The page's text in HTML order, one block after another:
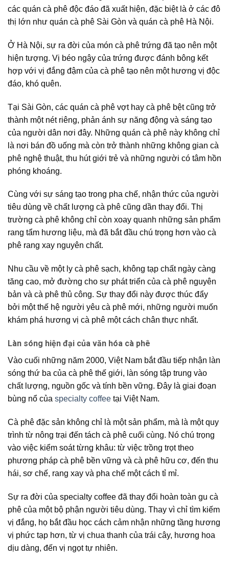
các quán cà phê độc đáo đã xuất hiện, đặc biệt là ở các đô
thị lớn như quán cà phê Sài Gòn và quán cà phê Hà Nội.
Ở Hà Nội, sự ra đời của món cà phê trứng đã tạo nên một
hiện tượng. Vị béo ngậy của trứng được đánh bông kết
hợp với vị đắng đậm của cà phê tạo nên một hương vị độc
đáo, khó quên.
Tại Sài Gòn, các quán cà phê vợt hay cà phê bệt cũng trở
thành một nét riêng, phản ánh sự năng động và sáng tạo
của người dân nơi đây. Những quán cà phê này không chỉ
là nơi bán đồ uống mà còn trở thành những không gian cà
phê nghệ thuật, thu hút giới trẻ và những người có tâm hồn
phóng khoáng.
Cùng với sự sáng tạo trong pha chế, nhận thức của người
tiêu dùng về chất lượng cà phê cũng dần thay đổi. Thị
trường cà phê không chỉ còn xoay quanh những sản phẩm
rang tẩm hương liệu, mà đã bắt đầu chú trọng hơn vào cà
phê rang xay nguyên chất.
Nhu cầu về một ly cà phê sạch, không tạp chất ngày càng
tăng cao, mở đường cho sự phát triển của cà phê nguyên
bản và cà phê thủ công. Sự thay đổi này được thúc đẩy
bởi một thế hệ người yêu cà phê mới, những người muốn
khám phá hương vị cà phê một cách chân thực nhất.
Làn sóng hiện đại của văn hóa cà phê
Vào cuối những năm 2000, Việt Nam bắt đầu tiếp nhận làn
sóng thứ ba của cà phê thế giới, làn sóng tập trung vào
chất lượng, nguồn gốc và tính bền vững. Đây là giai đoạn
bùng nổ của specialty coffee tại Việt Nam.
Cà phê đặc sản không chỉ là một sản phẩm, mà là một quy
trình từ nông trại đến tách cà phê cuối cùng. Nó chú trọng
vào việc kiểm soát từng khâu: từ việc trồng trọt theo
phương pháp cà phê bền vững và cà phê hữu cơ, đến thu
hái, sơ chế, rang xay và pha chế một cách tỉ mỉ.
Sự ra đời của specialty coffee đã thay đổi hoàn toàn gu cà
phê của một bộ phận người tiêu dùng. Thay vì chỉ tìm kiếm
vị đắng, họ bắt đầu học cách cảm nhận những tầng hương
vị phức tạp hơn, từ vị chua thanh của trái cây, hương hoa
dịu dàng, đến vị ngọt tự nhiên.